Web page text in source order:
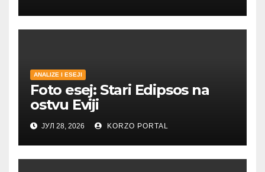
ANALIZE I ESEJI
Foto esej: Stari Edipsos na
ostvu Eviji
ЈУЛ 28, 2026 KORZO PORTAL